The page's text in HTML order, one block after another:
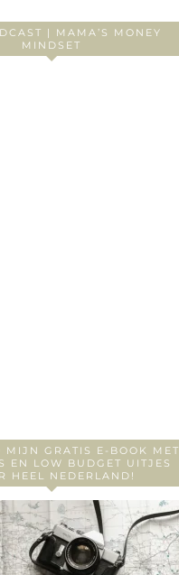
| MAMA’S MONEY
MINDSET
MIJN GRATIS E-BOOK MET
EN LOW BUDGET UITJES
HEEL NEDERLAND!